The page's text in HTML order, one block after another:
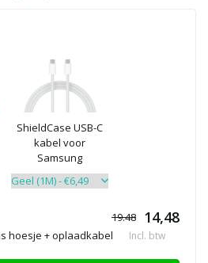
ShieldCase USB-C
kabel voor
Samsung
19.48 14,48
hoesje + oplaadkabel Incl. btw